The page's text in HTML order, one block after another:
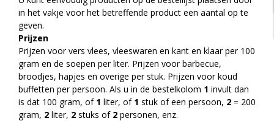
in het vakje voor het betreffende product een aantal op te
geven.
Prijzen
Prijzen voor vers vlees, vleeswaren en kant en klaar per 100
gram en de soepen per liter. Prijzen voor barbecue,
broodjes, hapjes en overige per stuk. Prijzen voor koud
buffetten per persoon. Als u in de bestelkolom 1 invult dan
is dat 100 gram, of 1 liter, of 1 stuk of een persoon, 2 = 200
gram, 2 liter, 2 stuks of 2 personen, enz.